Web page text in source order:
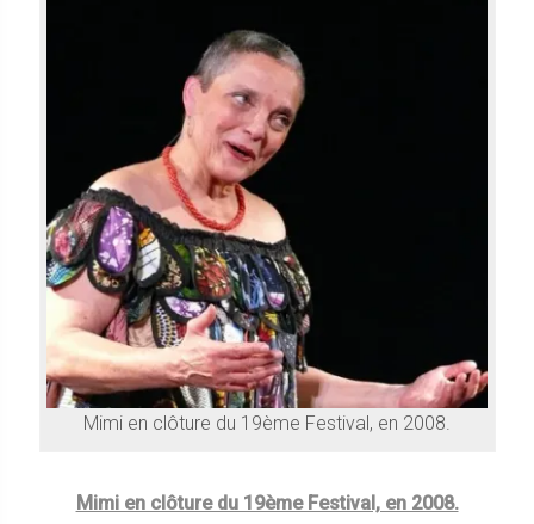
Mimi en clôture du 19ème Festival, en 2008.
Mimi en clôture du 19ème Festival, en 2008.